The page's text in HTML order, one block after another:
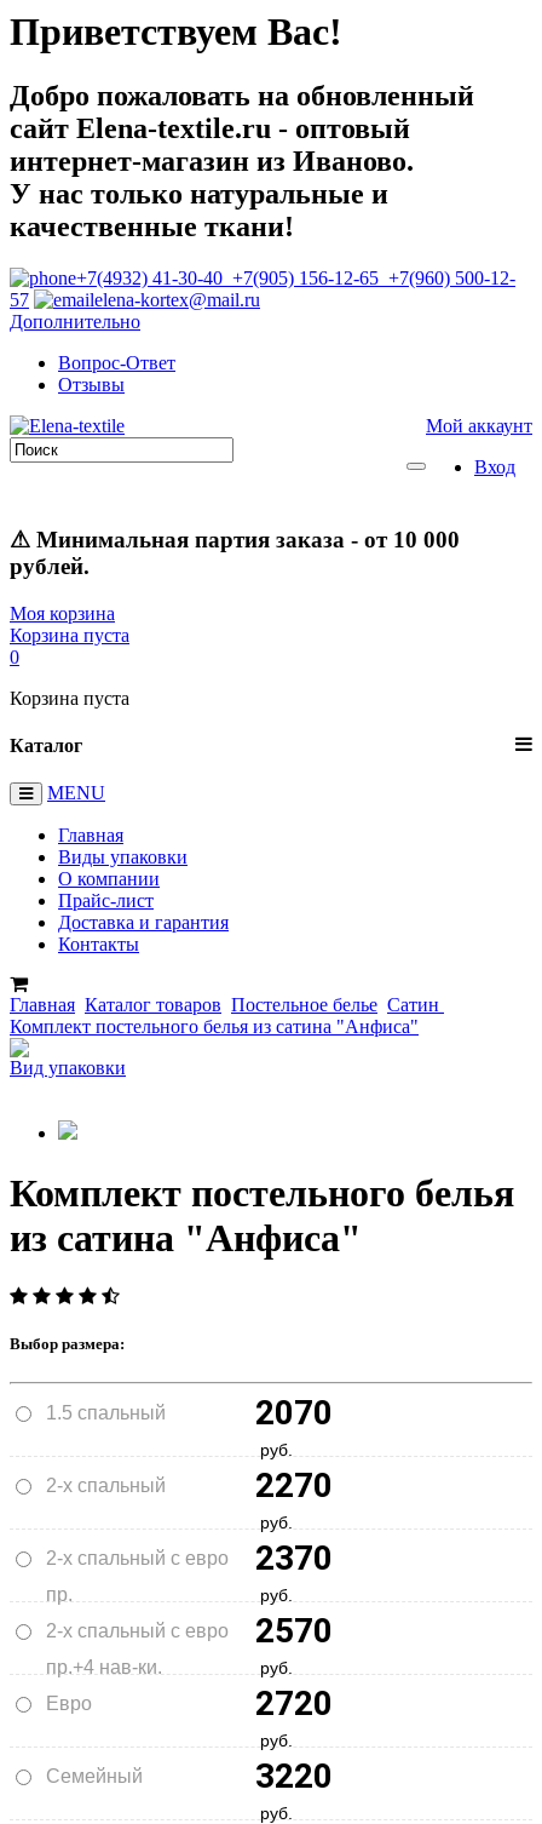
Приветствуем Вас!
Добро пожаловать на обновленный
сайт Elena-textile.ru - оптовый
интернет-магазин из Иваново.
У нас только натуральные и
качественные ткани!
+7(4932) 41-30-40 +7(905) 156-12-65 +7(960) 500-12-
57
elena-kortex@mail.ru
Дополнительно
Вопрос-Ответ
Отзывы
Мой аккаунт
Вход
⚠ Минимальная партия заказа - от 10 000
рублей.
Моя корзина
Корзина пуста
0
Корзина пуста
Каталог
MENU
Главная
Виды упаковки
О компании
Прайс-лист
Доставка и гарантия
Контакты
Главная Каталог товаров Постельное белье Сатин
Комплект постельного белья из сатина "Анфиса"
Вид упаковки
Комплект постельного белья
из сатина "Анфиса"
Выбор размера:
1.5 спальный 2070
руб.
2-х спальный 2270
руб.
2-х спальный с евро
пр.
2370
руб.
2-х спальный с евро
пр.+4 нав-ки.
2570
руб.
Евро 2720
руб.
Семейный 3220
руб.